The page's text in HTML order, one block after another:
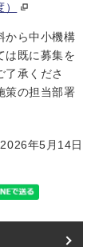
から中小機構
は既に募集を
了承くださ
策の担当部署
年5月14日